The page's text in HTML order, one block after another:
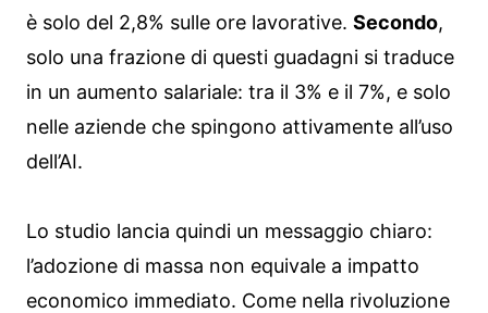
è solo del 2,8% sulle ore lavorative. Secondo,
solo una frazione di questi guadagni si traduce
in un aumento salariale: tra il 3% e il 7%, e solo
nelle aziende che spingono attivamente all’uso
dell’AI.
Lo studio lancia quindi un messaggio chiaro:
l’adozione di massa non equivale a impatto
economico immediato. Come nella rivoluzione